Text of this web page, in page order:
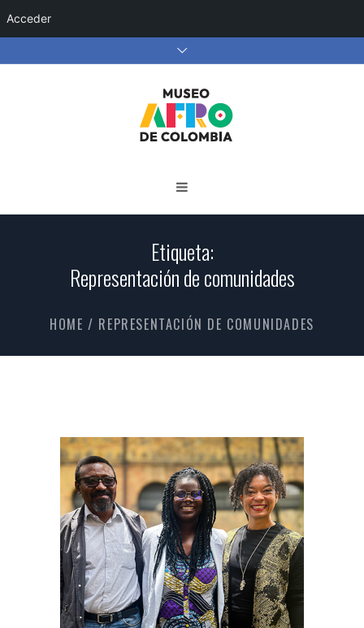
Acceder
Etiqueta:
Representación de comunidades
HOME / REPRESENTACIÓN DE COMUNIDADES